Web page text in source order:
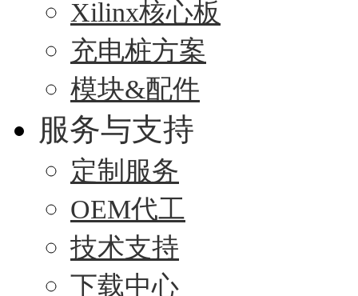
Xilinx核心板
充电桩方案
模块&配件
服务与支持
定制服务
OEM代工
技术支持
下载中心